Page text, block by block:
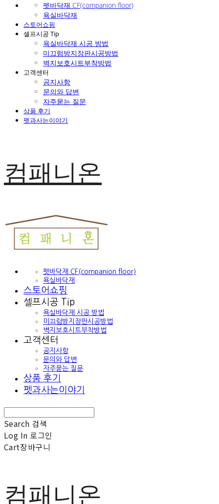
펫바닥재 CF(companion floor)
욕실바닥재
스토어쇼핑
셀프시공 Tip
욕실바닥재 시공 방법
미끄럼방지장판시공방법
벽지보호시트부착방법
고객센터
공지사항
문의와 답변
자주묻는 질문
상품 후기
펫과사는이야기
컴패니온
펫바닥재 CF(companion floor)
욕실바닥재
스토어쇼핑
셀프시공 Tip
욕실바닥재 시공 방법
미끄럼방지장판시공방법
벽지보호시트부착방법
고객센터
공지사항
문의와 답변
자주묻는 질문
상품 후기
펫과사는이야기
Search 검색
Log In 로그인
Cart장바구니
컴패니온